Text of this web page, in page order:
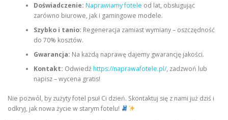
Doświadczenie: Naprawiamy fotele od lat, obsługując
zarówno biurowe, jak i gamingowe modele.
Szybko i tanio: Regeneracja zamiast wymiany – oszczędność
do 70% kosztów.
Gwarancja: Na każdą naprawę dajemy gwarancję jakości.
Kontakt: Odwiedźhttps://naprawafotele.pl/, zadzwoń lub
napisz – wycena gratis!
Nie pozwól, by zużyty fotel psuł Ci dzień. Skontaktuj się z nami już dziś i
odkryj, jak nowa życie w starym fotelu!